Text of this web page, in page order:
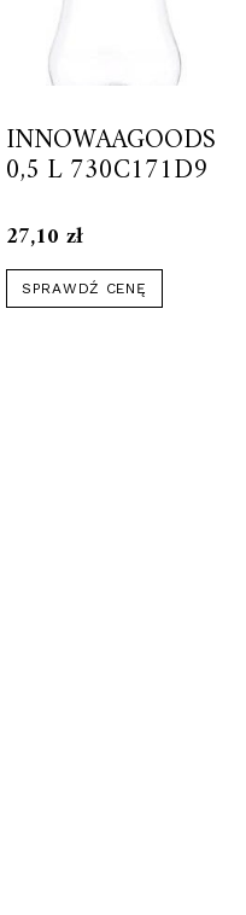
INNOWAAGOODS
0,5 L 730C171D9
27,10 zł
SPRAWDŹ CENĘ